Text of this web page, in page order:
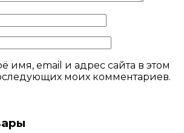
имя, email и адрес сайта в этом
моих комментариев.